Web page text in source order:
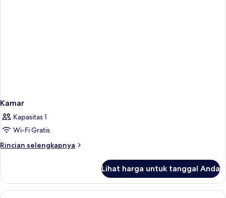
Kamar
Kapasitas 1
Wi-Fi Gratis
Rincian selengkapnya
Rincian
Kamar
Lihat harga untuk tanggal Anda